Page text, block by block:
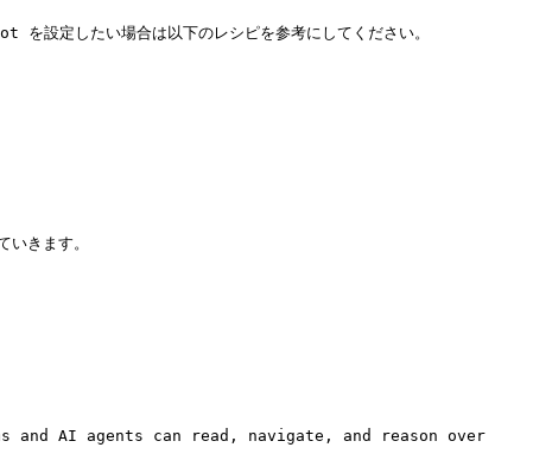
設定したい場合は以下のレシピを参考にしてください。
きます。
and AI agents can read, navigate, and reason over